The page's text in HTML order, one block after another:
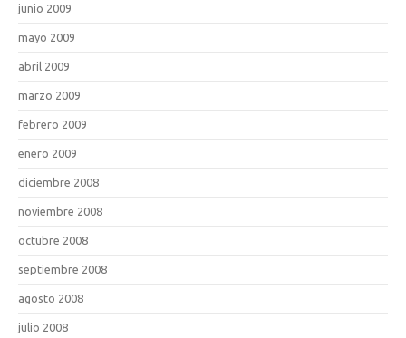
junio 2009
mayo 2009
abril 2009
marzo 2009
febrero 2009
enero 2009
diciembre 2008
noviembre 2008
octubre 2008
septiembre 2008
agosto 2008
julio 2008